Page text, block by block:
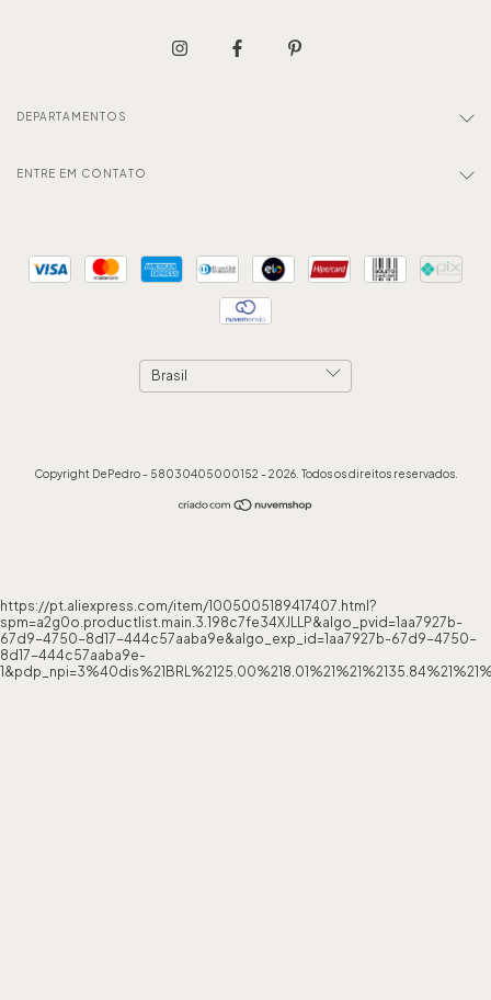
DEPARTAMENTOS
ENTRE EM CONTATO
Copyright DePedro - 58030405000152 - 2026. Todos os direitos reservados.
https://pt.aliexpress.com/item/1005005189417407.html?
spm=a2g0o.productlist.main.3.198c7fe34XJLLP&algo_pvid=1aa7927b-
67d9-4750-8d17-444c57aaba9e&algo_exp_id=1aa7927b-67d9-4750-
8d17-444c57aaba9e-